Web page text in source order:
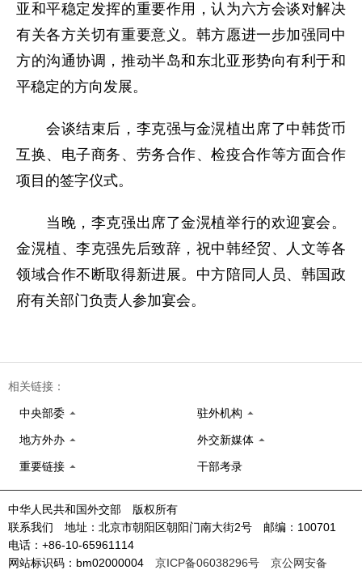
亚和平稳定发挥的重要作用，认为六方会谈对解决
有关各方关切有重要意义。韩方愿进一步加强同中
方的沟通协调，推动半岛和东北亚形势向有利于和
平稳定的方向发展。
会谈结束后，李克强与金滉植出席了中韩货币
互换、电子商务、劳务合作、检疫合作等方面合作
项目的签字仪式。
当晚，李克强出席了金滉植举行的欢迎宴会。
金滉植、李克强先后致辞，祝中韩经贸、人文等各
领域合作不断取得新进展。中方陪同人员、韩国政
府有关部门负责人参加宴会。
相关链接：
中央部委 驻外机构
地方外办 外交新媒体
重要链接 干部考录
中华人民共和国外交部 版权所有
联系我们 地址：北京市朝阳区朝阳门南大街2号 邮编：100701
电话：+86-10-65961114
网站标识码：bm02000004 京ICP备06038296号 京公网安备